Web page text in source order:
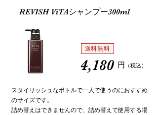
REVISH ViTAシャンプー300ml
送料無料
4,180 円 （税込）
スタイリッシュなボトルで一人で使うのにおすすめ
のサイズです。
詰め替えはできませんので、詰め替えて使用する場